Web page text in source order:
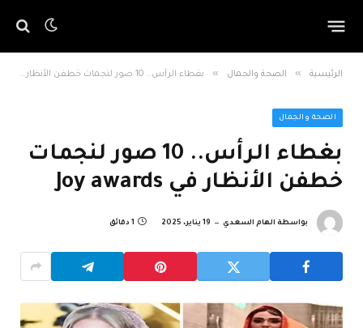
الرئيسية » الصحة والجمال » بغطاء الرأس.. 10 صور لنجمات خطفن الأنظار في Joy awards
الصحة والجمال
بغطاء الرأس.. 10 صور لنجمات
خطفن الأنظار في Joy awards
بواسطة الهام السعدي 19 يناير، 2025 1 دقائق